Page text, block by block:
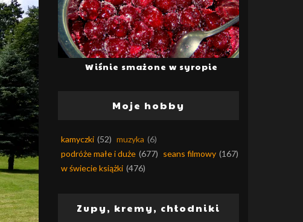
Wiśnie smażone w syropie
Moje hobby
kamyczki (52) muzyka (6)
podróże małe i duże (677) seans filmowy (167)
w świecie książki (476)
Zupy, kremy, chłodniki